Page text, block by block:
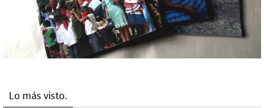
Lo más visto.